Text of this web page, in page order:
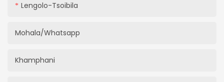
Lengolo-Tsoibila
Mohala/whatsapp
Khamphani